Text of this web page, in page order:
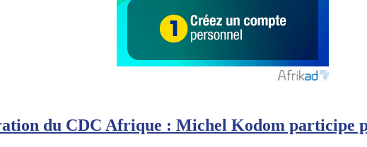
du CDC Afrique : Michel Kodom participe